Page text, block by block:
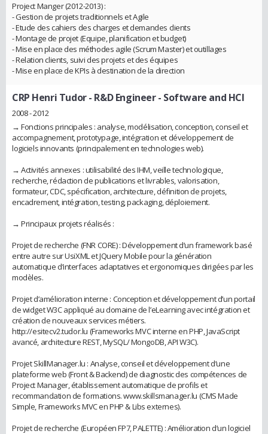
Project Manger (2012-2013) :
- Gestion de projets traditionnels et Agile
- Etude des cahiers des charges et demandes clients
- Montage de projet (Equipe, planification et budget)
- Mise en place des méthodes agile (Scrum Master) et outillages
- Relation clients, suivi des projets et des équipes
- Mise en place de KPIs à destination de la direction
CRP Henri Tudor- R&D Engineer - Software and HCI
2008 - 2012
→ Fonctions principales : analyse, modélisation, conception, conseil et
accompagnement, prototypage, intégration et développement de
logiciels innovants (principalement en technologies web).
→ Activités annexes : utilisabilité des IHM, veille technologique,
recherche, rédaction de publications et livrables, valorisation,
formateur, CDC, spécification, architecture, définition de projets,
encadrement, intégration, testing, packaging, déploiement.
→ Principaux projets réalisés :
Projet de recherche (FNR CORE) : Développement d’un framework basé
entre autre sur UsiXML et JQuery Mobile pour la génération
automatique d’interfaces adaptatives et ergonomiques dirigées par les
modèles.
Projet d’amélioration interne : Conception et développement d’un portail
de widget W3C appliqué au domaine de l’eLearning avec intégration et
création de nouveaux services métiers.
http://esitecv2.tudor.lu (Frameworks MVC interne en PHP, JavaScript
avancé, architecture REST, MySQL/ MongoDB, API W3C).
Projet SkillManager.lu : Analyse, conseil et développement d’une
plateforme web (Front & Backend) de diagnostic des compétences de
Project Manager, établissement automatique de profils et
recommandation de formations. www.skillsmanager.lu (CMS Made
Simple, Frameworks MVC en PHP & Libs externes).
Projet de recherche (Européen FP7, PALETTE) : Amélioration d’un logiciel